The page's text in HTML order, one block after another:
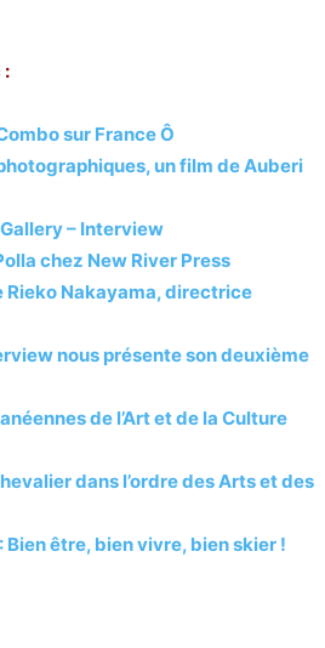
:
sur France Ô
un film de Auberi
– Interview
chez New River Press
Rieko Nakayama, directrice
nous présente son deuxième
de l’Art et de la Culture
dans l’ordre des Arts et des
être, bien vivre, bien skier !